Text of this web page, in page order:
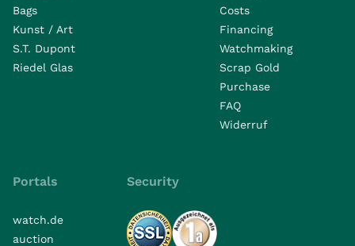
Bags
Kunst / Art
S.T. Dupont
Riedel Glas
Costs
Financing
Watchmaking
Scrap Gold
Purchase
FAQ
Widerruf
Portals
watch.de
auction
Security